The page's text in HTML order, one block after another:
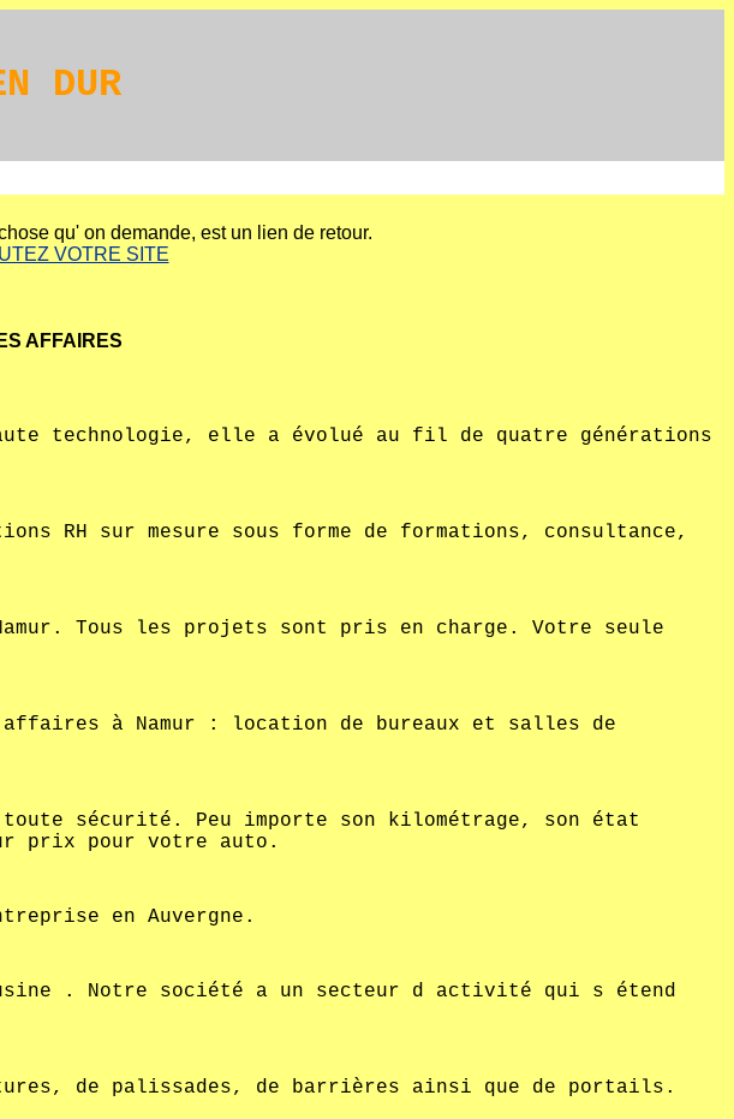
DUR
qu' on demande, est un lien de retour.
VOTRE SITE
AFFAIRES
technologie, elle a évolué au fil de quatre générations
RH sur mesure sous forme de formations, consultance,
Tous les projets sont pris en charge. Votre seule
affaires à Namur : location de bureaux et salles de
sécurité. Peu importe son kilométrage, son état
prix pour votre auto.
en Auvergne.
. Notre société a un secteur d activité qui s étend
de palissades, de barrières ainsi que de portails.